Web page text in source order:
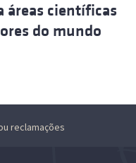
áreas científicas
do mundo
reclamações